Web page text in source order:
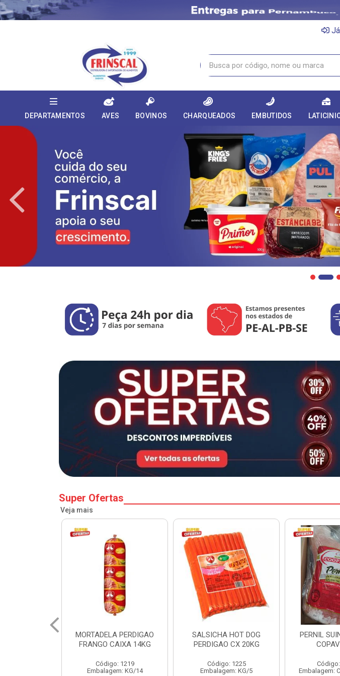
DEPARTAMENTOS AVES BOVINOS CHARQUEADOS EMBUTIDOS
Super Ofertas
Veja mais
SALSICHA HOT DOG
PERDIGAO CX 20KG
Código: 1225
Embalagem: KG/5
PERNIL SUINO C/OSSO
COPAVEL KG
Código: 12301
Embalagem: CX/± 19,56 KG
PERDIGAO